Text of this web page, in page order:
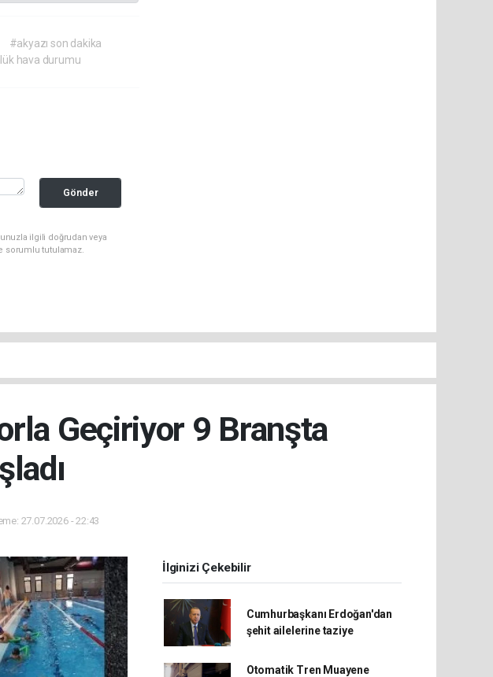
#akyazı son dakika
hava durumu
Gönder
ilgili doğrudan veya
sorumlu tutulamaz.
Geçiriyor 9 Branşta
27.07.2026 - 22:43
İlginizi Çekebilir
Cumhurbaşkanı Erdoğan'dan
şehit ailelerine taziye
Otomatik Tren Muayene